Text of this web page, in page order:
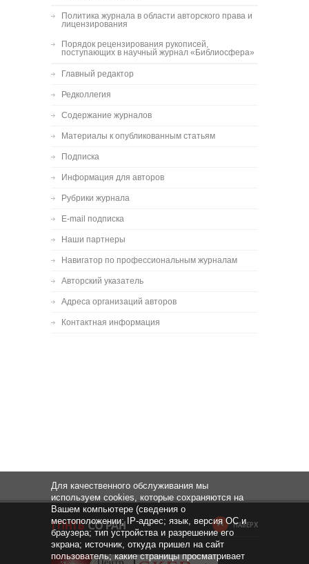
Политика журнала в области авторского права и
лицензирования
Порядок рецензирования рукописей,
поступающих в научный журнал «Библиосфера»
Главный редактор
Редколлегия
Содержание журналов
Материалы к опубликованным статьям
Подписка
Информация для авторов
Рубрики журнала
E-mail подписка
Наши партнеры
Навигатор по профессиональным журналам
Авторский указатель
Адреса организаций авторов
Контактная информация
НАВЕРХ
Для качественного обслуживания мы
используем cookies, которые сохраняются на
Вашем компьютере (сведения о
местоположении; IP-адрес; язык, версия ОС и
браузера; тип устройства и разрешение его
экрана; источник, откуда пришел на сайт
пользователь; какие страницы просматривает